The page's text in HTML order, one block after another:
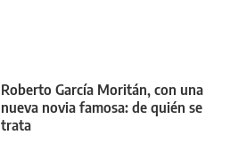
Roberto García Moritán, con una
nueva novia famosa: de quién se
trata